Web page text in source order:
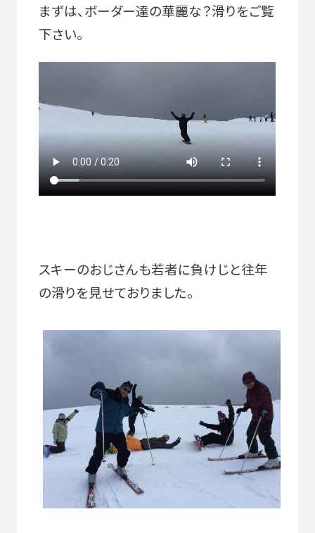
まずは、ボーダー達の華麗な？滑りをご覧
下さい。
スキーのおじさんも若者に負けじと往年
の滑りを見せておりました。